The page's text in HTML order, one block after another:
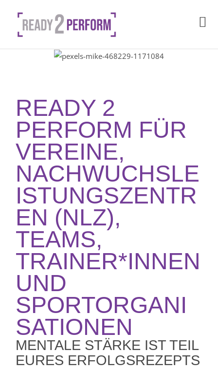
READY 2
PERFORM FÜR
VEREINE,
NACHWUCHSLE
ISTUNGSZENTR
EN (NLZ),
TEAMS,
TRAINER*INNEN
UND
SPORTORGANI
SATIONEN
MENTALE STÄRKE IST TEIL
EURES ERFOLGSREZEPTS